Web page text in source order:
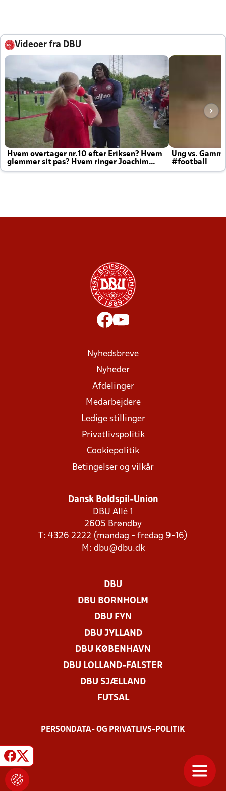
Videoer fra DBU
Hvem overtager nr.10 efter Eriksen? Hvem
glemmer sit pas? Hvem ringer Joachim
altid til efter kampe?
Ung vs.
#football
Nyhedsbreve
Nyheder
Afdelinger
Medarbejdere
Ledige stillinger
Privatlivspolitik
Cookiepolitik
Betingelser og vilkår
Dansk Boldspil-Union
DBU Allé 1
2605 Brøndby
T: 4326 2222 (mandag - fredag 9-16)
M: dbu@dbu.dk
DBU
DBU BORNHOLM
DBU FYN
DBU JYLLAND
DBU KØBENHAVN
DBU LOLLAND-FALSTER
DBU SJÆLLAND
FUTSAL
PERSONDATA- OG PRIVATLIVS-POLITIK